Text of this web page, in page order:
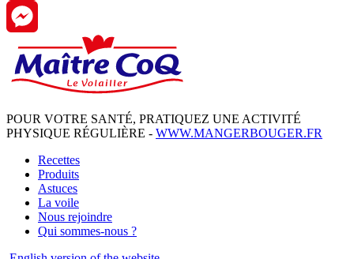
WhatsApp
Messenger
POUR VOTRE SANTÉ, PRATIQUEZ UNE ACTIVITÉ
PHYSIQUE RÉGULIÈRE - WWW.MANGERBOUGER.FR
Recettes
Produits
Astuces
La voile
Nous rejoindre
Qui sommes-nous ?